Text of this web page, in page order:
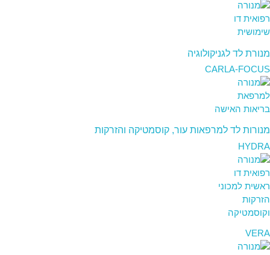
מנורת לד לגניקולוגיה
CARLA-FOCUS
מנורות לד למרפאות עור, קוסמטיקה והזרקות
HYDRA
VERA